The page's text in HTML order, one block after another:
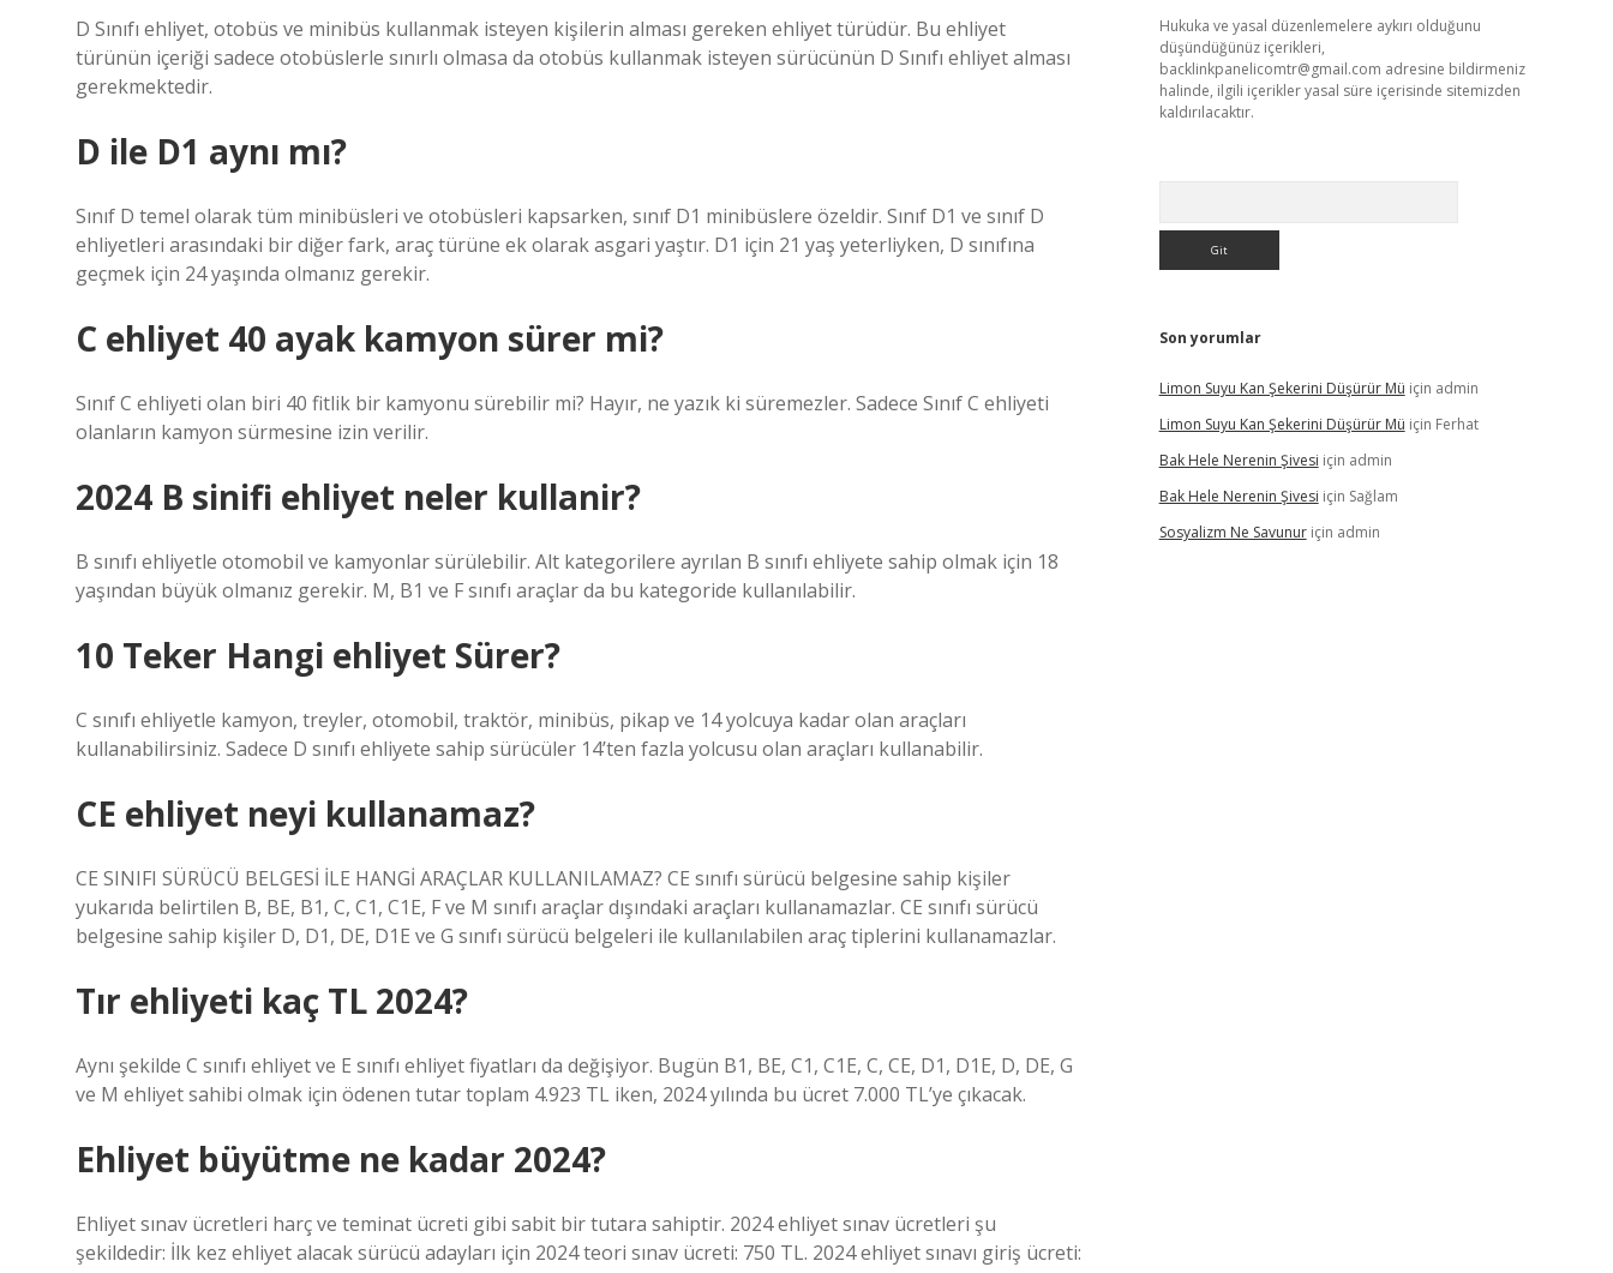
D Sınıfı ehliyet, otobüs ve minibüs kullanmak isteyen kişilerin alması gereken ehliyet türüdür. Bu ehliyet
türünün içeriği sadece otobüslerle sınırlı olmasa da otobüs kullanmak isteyen sürücünün D Sınıfı ehliyet alması
gerekmektedir.
D ile D1 aynı mı?
Sınıf D temel olarak tüm minibüsleri ve otobüsleri kapsarken, sınıf D1 minibüslere özeldir. Sınıf D1 ve sınıf D
ehliyetleri arasındaki bir diğer fark, araç türüne ek olarak asgari yaştır. D1 için 21 yaş yeterliyken, D sınıfına
geçmek için 24 yaşında olmanız gerekir.
C ehliyet 40 ayak kamyon sürer mi?
Sınıf C ehliyeti olan biri 40 fitlik bir kamyonu sürebilir mi? Hayır, ne yazık ki süremezler. Sadece Sınıf C ehliyeti
olanların kamyon sürmesine izin verilir.
2024 B sinifi ehliyet neler kullanir?
B sınıfı ehliyetle otomobil ve kamyonlar sürülebilir. Alt kategorilere ayrılan B sınıfı ehliyete sahip olmak için 18
yaşından büyük olmanız gerekir. M, B1 ve F sınıfı araçlar da bu kategoride kullanılabilir.
10 Teker Hangi ehliyet Sürer?
C sınıfı ehliyetle kamyon, treyler, otomobil, traktör, minibüs, pikap ve 14 yolcuya kadar olan araçları
kullanabilirsiniz. Sadece D sınıfı ehliyete sahip sürücüler 14’ten fazla yolcusu olan araçları kullanabilir.
CE ehliyet neyi kullanamaz?
CE SINIFI SÜRÜCÜ BELGESİ İLE HANGİ ARAÇLAR KULLANILAMAZ? CE sınıfı sürücü belgesine sahip kişiler
yukarıda belirtilen B, BE, B1, C, C1, C1E, F ve M sınıfı araçlar dışındaki araçları kullanamazlar. CE sınıfı sürücü
belgesine sahip kişiler D, D1, DE, D1E ve G sınıfı sürücü belgeleri ile kullanılabilen araç tiplerini kullanamazlar.
Tır ehliyeti kaç TL 2024?
Aynı şekilde C sınıfı ehliyet ve E sınıfı ehliyet fiyatları da değişiyor. Bugün B1, BE, C1, C1E, C, CE, D1, D1E, D, DE, G
ve M ehliyet sahibi olmak için ödenen tutar toplam 4.923 TL iken, 2024 yılında bu ücret 7.000 TL’ye çıkacak.
Ehliyet büyütme ne kadar 2024?
Ehliyet sınav ücretleri harç ve teminat ücreti gibi sabit bir tutara sahiptir. 2024 ehliyet sınav ücretleri şu
şekildedir: İlk kez ehliyet alacak sürücü adayları için 2024 teori sınav ücreti: 750 TL. 2024 ehliyet sınavı giriş ücreti:
Hukuka ve yasal düzenlemelere aykırı olduğunu
düşündüğünüz içerikleri,
backlinkpanelicomtr@gmail.com adresine bildirmeniz
halinde, ilgili içerikler yasal süre içerisinde sitemizden
kaldırılacaktır.
Son yorumlar
Limon Suyu Kan Şekerini Düşürür Mü için admin
Limon Suyu Kan Şekerini Düşürür Mü için Ferhat
Bak Hele Nerenin Şivesi için admin
Bak Hele Nerenin Şivesi için Sağlam
Sosyalizm Ne Savunuriçin admin